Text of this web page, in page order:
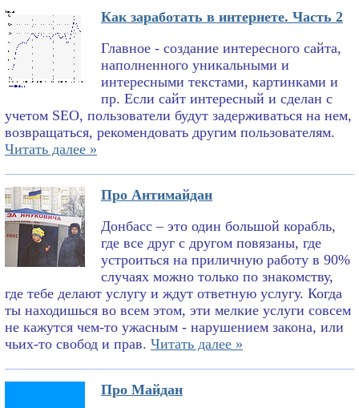
Как заработать в интернете. Часть 2
Главное - создание интересного сайта,
наполненного уникальными и
интересными текстами, картинками и
пр. Если сайт интересный и сделан с
учетом SEO, пользователи будут задерживаться на нем,
возвращаться, рекомендовать другим пользователям.
Читать далее »
Про Антимайдан
Донбасс – это один большой корабль,
где все друг с другом повязаны, где
устроиться на приличную работу в 90%
случаях можно только по знакомству,
где тебе делают услугу и ждут ответную услугу. Когда
ты находишься во всем этом, эти мелкие услуги совсем
не кажутся чем-то ужасным - нарушением закона, или
чьих-то свобод и прав. Читать далее »
Про Майдан